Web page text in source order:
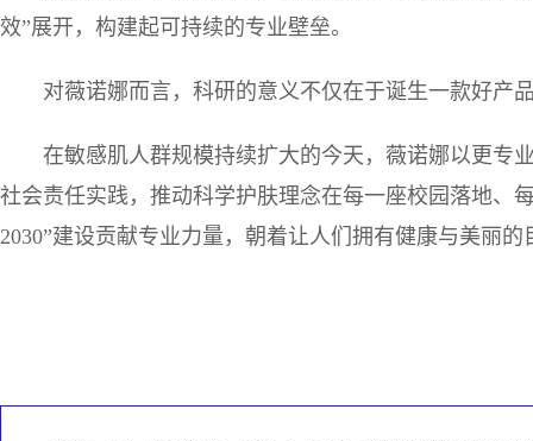
效”展开，构建起可持续的专业壁垒。
对薇诺娜而言，科研的意义不仅在于诞生一款好产
在敏感肌人群规模持续扩大的今天，薇诺娜以更专
社会责任实践，推动科学护肤理念在每一座校园落地、
2030”建设贡献专业力量，朝着让人们拥有健康与美丽的